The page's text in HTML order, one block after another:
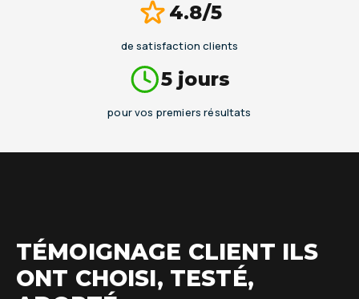
4.8/5
de satisfaction clients
5 jours
pour vos premiers résultats
TÉMOIGNAGE CLIENT ILS
ONT CHOISI, TESTÉ,